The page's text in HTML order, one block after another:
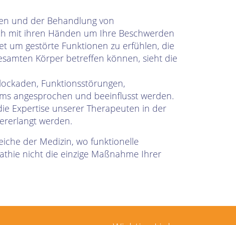
und der Behandlung von
mit ihren Händen um Ihre Beschwerden
um gestörte Funktionen zu erfühlen, die
Körper betreffen können, sieht die
Funktionsstörungen,
angesprochen und beeinflusst werden.
Expertise unserer Therapeuten in der
werden.
der Medizin, wo funktionelle
nicht die einzige Maßnahme Ihrer